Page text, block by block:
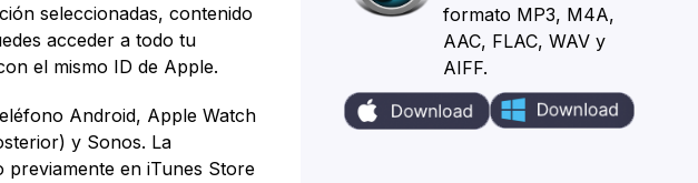
seleccionadas, contenido
acceder a todo tu
el mismo ID de Apple.
Android, Apple Watch
y Sonos. La
previamente en iTunes Store
formato MP3, M4A,
AAC, FLAC, WAV y
AIFF.